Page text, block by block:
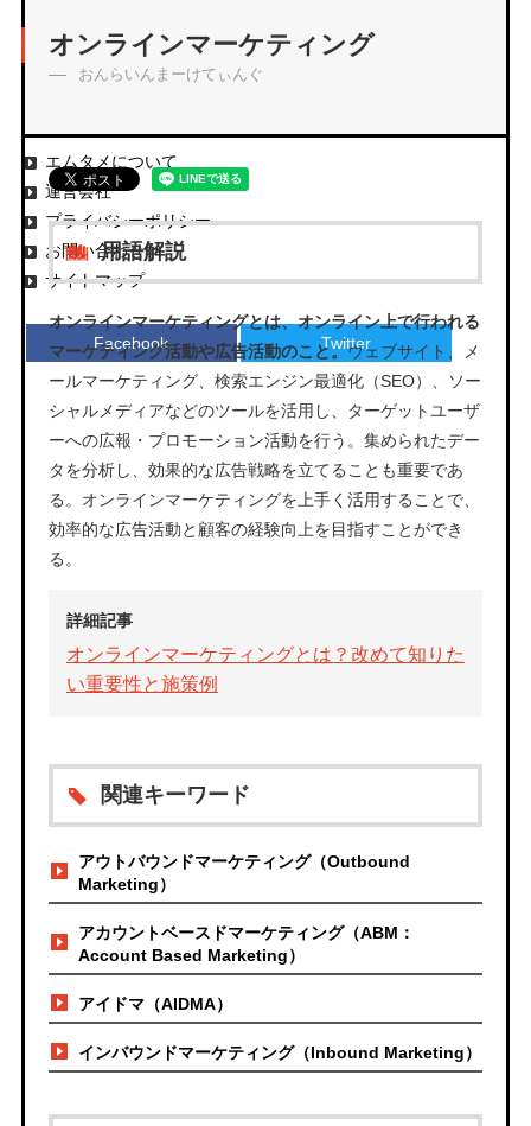
エムタメについて
運営会社
プライバシーポリシー
お問い合わせ
サイトマップ
Facebook Twitter
オンラインマーケティング
おんらいんまーけてぃんぐ
用語解説
オンラインマーケティングとは、オンライン上で行われる
マーケティング活動や広告活動のこと。ウェブサイト、メ
ールマーケティング、検索エンジン最適化（SEO）、ソー
シャルメディアなどのツールを活用し、ターゲットユーザ
ーへの広報・プロモーション活動を行う。集められたデー
タを分析し、効果的な広告戦略を立てることも重要であ
る。オンラインマーケティングを上手く活用することで、
効率的な広告活動と顧客の経験向上を目指すことができ
る。
詳細記事
オンラインマーケティングとは？改めて知りた
い重要性と施策例
関連キーワード
アウトバウンドマーケティング（Outbound
Marketing）
アカウントベースドマーケティング（ABM：
Account Based Marketing）
アイドマ（AIDMA）
インバウンドマーケティング（Inbound Marketing）